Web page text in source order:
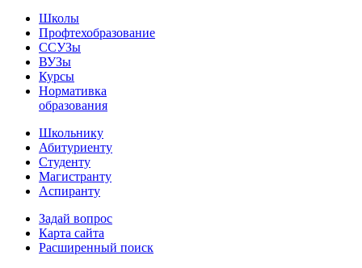
Школы
Профтехобразование
ССУЗы
ВУЗы
Курсы
Нормативка
образования
Школьнику
Абитуриенту
Студенту
Магистранту
Аспиранту
Задай вопрос
Карта сайта
Расширенный поиск